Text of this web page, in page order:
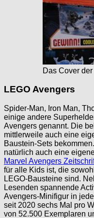
Das Cover
LEGO Avengers
Spider-Man, Iron Man,
einige andere
Avengers genannt. Die
mittlerweile auch eine
Baustein-Sets
natürlich auch eine
Marvel Avengers
für alle Kids ist, die
LEGO-Bausteine sind.
Lesenden spannende
Avengers-Minifigur in
seit 2020 sechs Mal pro
von 52.500 Exemplaren